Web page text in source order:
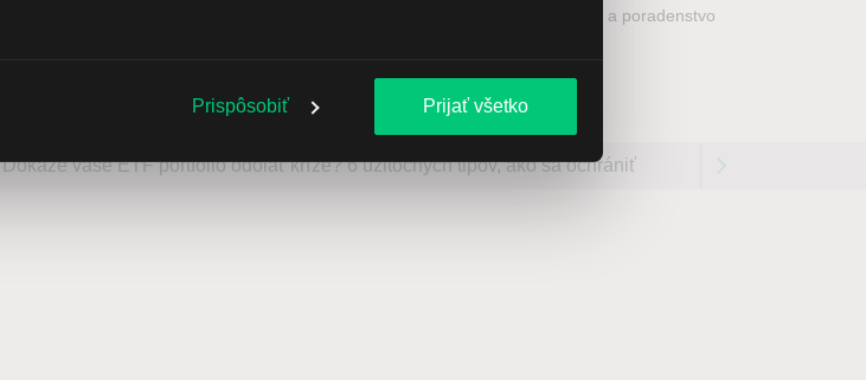
Prispôsobiť Prijať všetko
Vzdelávanie a poradenstvo
Dokáže vaše ETF portfólio odolať kríze? 6 užitočných tipov, ako sa ochrániť